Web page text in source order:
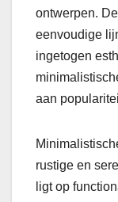
ontwerpen.
eenvoudige
ingetogen
aan
rustige en
ligt op